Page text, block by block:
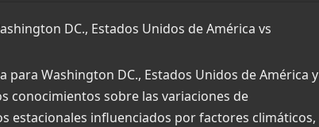
DC., Estados Unidos de América vs
Washington DC., Estados Unidos de América y
conocimientos sobre las variaciones de
estacionales influenciados por factores climáticos,